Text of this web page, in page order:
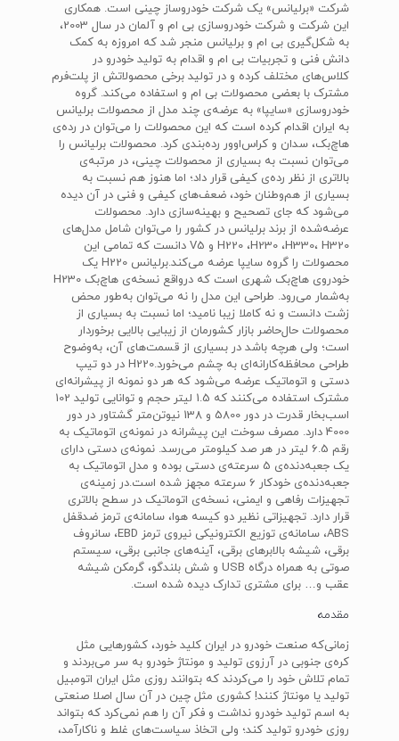
شرکت «برلیانس» یک شرکت خودروساز چینی است. همکاری
این شرکت و شرکت خودروسازی بی ‌ام‌ و آلمان در سال 2003،
به شکل‌گیری بی ‌ام ‌و برلیانس منجر شد که امروزه به کمک
دانش فنی و تجربیات بی ‌ام ‌و اقدام به تولید خودرو در
کلاس‌های مختلف کرده و در تولید برخی محصولاتش از پلت‌فرم
مشترک با بعضی محصولات بی ‌ام‌ و استفاده می‌کند. گروه
خودروسازی «سایپا» به عرضه‌ی چند مدل از محصولات برلیانس
به ایران اقدام کرده است که این محصولات را می‌توان در رده‌ی
هاچ‌بک، سدان و کراس‌اوور رده‌بندی کرد. محصولات برلیانس را
می‌توان نسبت به بسیاری از محصولات چینی، در مرتبه‌ی
بالاتری از نظر رده‌ی کیفی قرار داد؛ اما هنوز هم نسبت به
بسیاری از هم‌وطنان خود، ضعف‌های کیفی و فنی در آن دیده
می‌شود که جای تصحیح و بهینه‌سازی دارد. محصولات
عرضه‌شده‌ از برند برلیانس در کشور را می‌توان شامل مدل‌های
H220 ،H230 ،H330، H320 و V5 دانست که تمامی این
محصولات را گروه سایپا عرضه می‌کند.برلیانس H220 یک
خودروی هاچ‌بک شهری است که درواقع نسخه‌ی هاچ‌بک H230
به‌شمار می‌رود. طراحی این مدل را نه می‌توان به‌طور محض
زشت دانست و نه کاملا زیبا نامید؛ اما نسبت به بسیاری از
محصولات حال‌حاضر بازار کشورمان از زیبایی بالایی برخوردار
است؛ ولی هرچه باشد در بسیاری از قسمت‌های آن، به‌وضوح
طراحی محافظه‌کارانه‌ای به چشم‌ می‌خورد.H220 در دو تیپ
دستی و اتوماتیک عرضه می‌شود که هر دو نمونه از پیشرانه‌ای
مشترک استفاده می‌کنند که 1.5 لیتر حجم و توانایی تولید 102
اسب‌بخار قدرت در دور 5800 و 138 نیوتن‌متر گشتاور در دور
4000 دارد. مصرف سوخت این پیشرانه در نمونه‌ی اتوماتیک به
رقم 6.5 لیتر در هر صد کیلومتر می‌رسد. نمونه‌ی دستی دارای
یک جعبه‌دنده‌ی 5 سرعته‌ی دستی بوده و مدل اتوماتیک به
جعبه‌دنده‌ی خودکار 6 سرعته مجهز شده است.در زمینه‌ی
تجهیزات رفاهی و ایمنی، نسخه‌ی اتوماتیک در سطح بالاتری
قرار دارد. تجهیزاتی نظیر دو کیسه هوا، سامانه‌ی ترمز ضدقفل
ABS، سامانه‌ی توزیع الکترونیکی نیروی ترمز EBD، سانروف
برقی، شیشه بالابرهای برقی، آینه‌های جانبی برقی، سیستم
صوتی به همراه درگاه USB و شش بلندگو، گرمکن شیشه
عقب و… برای مشتری تدارک دیده شده است.
مقدمه
زمانی‌که صنعت خودرو در ایران کلید خورد، کشورهایی مثل
کره‌ی جنوبی در آرزوی تولید و مونتاژ خودرو به سر می‌بردند و
تمام تلاش خود را می‌کردند که بتوانند روزی مثل ایران اتومبیل
تولید یا مونتاژ کنند! کشوری مثل چین در آن سال اصلا صنعتی
به اسم تولید خودرو نداشت و فکر آن را هم نمی‌کرد که بتواند
روزی خودرو تولید کند؛ ولی اتخاذ سیاست‌های غلط و ناکارآمد،